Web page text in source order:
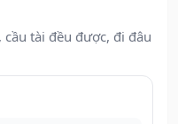
cầu tài đều được, đi đâu